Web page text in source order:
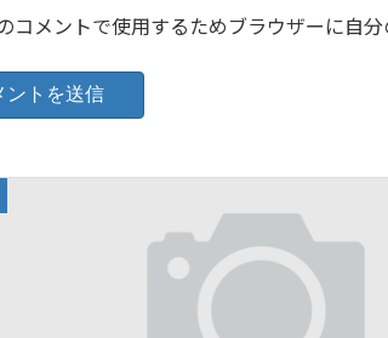
コメントで使用するためブラウザーに自